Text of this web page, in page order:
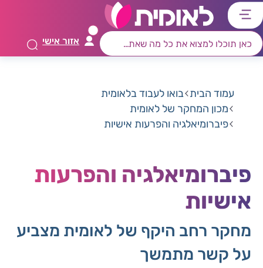
דלג
לתפריט
ראשי
דלג
לרכיב
חיפוש
דלג
לתוכן
מרכזי
דלג
לאזור
קישורים
אזור אישי
עמוד הבית בואו לעבוד בלאומית
מכון המחקר של לאומית
פיברומיאלגיה והפרעות אישיות
פיברומיאלגיה והפרעות
אישיות
מחקר רחב היקף של לאומית מצביע
על קשר מתמשך